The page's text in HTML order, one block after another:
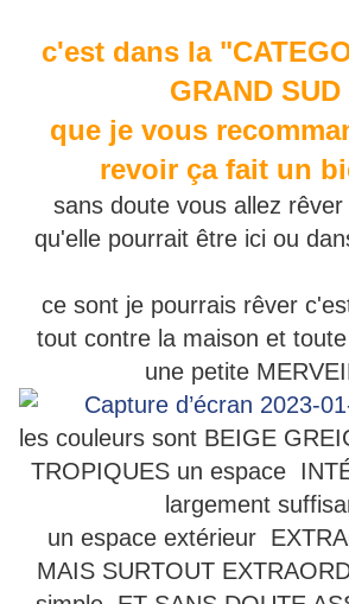
c'est dans la
GRAND SUD
que je vous
revoir ça fait un
sans doute vous allez
qu'elle pourrait être ici ou
ce sont je pourrais rêver
tout contre la maison et
une petite
les couleurs sont BEIGE
TROPIQUES un espace
largement
un espace extérieur
MAIS SURTOUT